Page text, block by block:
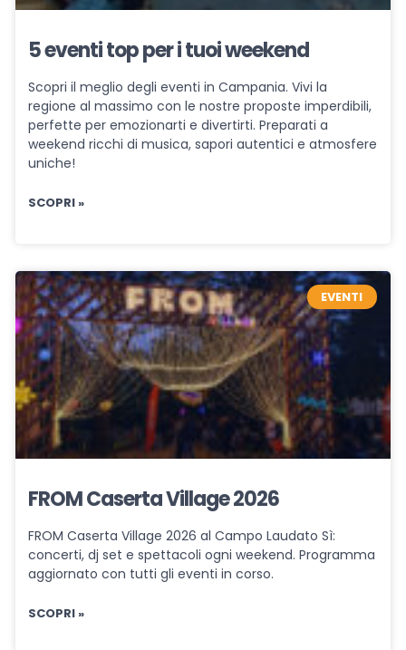
5 eventi top per i tuoi weekend
Scopri il meglio degli eventi in Campania. Vivi la
regione al massimo con le nostre proposte imperdibili,
perfette per emozionarti e divertirti. Preparati a
weekend ricchi di musica, sapori autentici e atmosfere
uniche!
SCOPRI »
EVENTI
FROM Caserta Village 2026
FROM Caserta Village 2026 al Campo Laudato Sì:
concerti, dj set e spettacoli ogni weekend. Programma
aggiornato con tutti gli eventi in corso.
SCOPRI »